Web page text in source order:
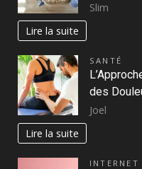
Slim
Lire la suite
SANTÉ
des
Joel
Lire la suite
INTERNET